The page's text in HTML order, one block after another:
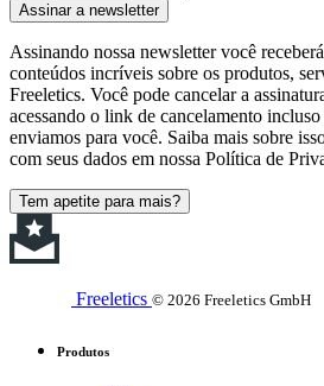
Assinar a newsletter
Assinando nossa newsletter você
conteúdos incríveis sobre os produtos,
Freeletics. Você pode cancelar a
acessando o link de cancelamento
enviamos para você. Saiba mais sobre
com seus dados em nossa Política de
Tem apetite para mais?
Freeletics © 2026 Freeletics GmbH
Produtos